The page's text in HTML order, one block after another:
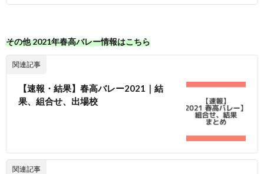
その他 2021年春高バレー情報はこちら
関連記事
【速報・結果】春高バレー2021｜結
果、組合せ、出場校
関連記事